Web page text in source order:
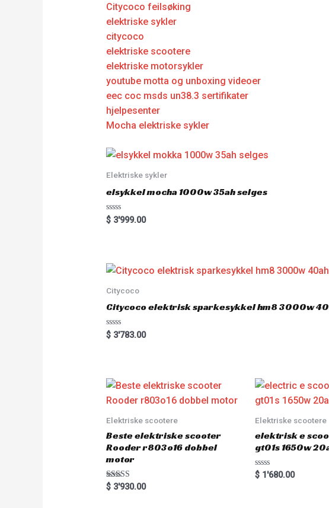
Citycoco feilsøking
elektriske sykler
citycoco
elektriske scootere
elektriske motorsykler
youtube motta og unboxing videoer
eec coc msds un38.3 sertifikater
hjelpesenter
Mocha elektriske sykler
Elektriske sykler
elsykkel mocha 1000w 35ah selges
R
a
o
u
o
f
5
$3'999.00
Citycoco
Citycoco elektrisk sparkesykkel hm8 3000w
R
a
o
u
t
o
5
$3'783.00
Elektriske scootere
Beste elektriske scooter
Rooder r803o16 dobbel
motor
Rated
5.00
$3'930.00
Elektriske scootere
elektrisk e
gt01s 1650w
R
a
$ 1'680.00